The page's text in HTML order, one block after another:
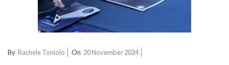
2024-
By Rachele Toniolo On 20 November 2024